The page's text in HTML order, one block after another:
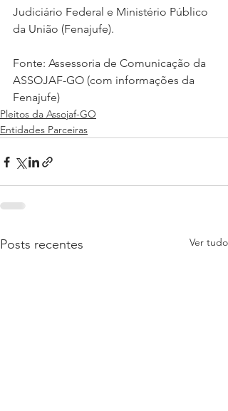
Judiciário Federal e Ministério Público
da União (Fenajufe).
Fonte: Assessoria de Comunicação da
ASSOJAF-GO (com informações da
Fenajufe)
Pleitos da Assojaf-GO
Entidades Parceiras
Posts recentes Ver tudo